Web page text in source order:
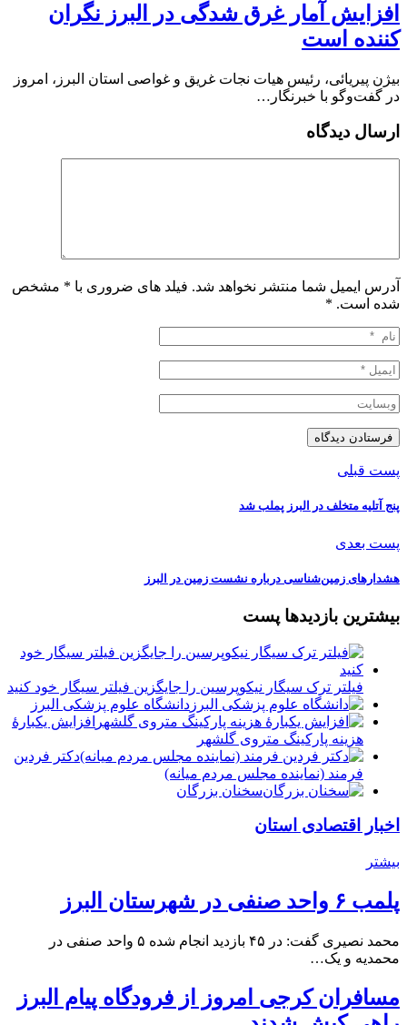
افزایش آمار غرق شدگی در البرز نگران
کننده است
بیژن پیریائی، رئیس هیات نجات غریق و غواصی استان البرز، امروز
در گفت‌وگو با خبرنگار…
ارسال دیدگاه
آدرس ایمیل شما منتشر نخواهد شد. فیلد های ضروری با * مشخص
شده است. *
پست قبلی
پنج آتلیه متخلف در البرز پملب شد
پست بعدی
هشدارهای زمین‌شناسی درباره نشست زمین در البرز
بیشترین بازدیدها پست
فیلتر ترک سیگار نیکوپرسین را جایگزین فیلتر سیگار خود کنید
دانشگاه علوم پزشکی البرز
افزایش یکبارۀ
هزینه پارکینگ متروی گلشهر
دكتر فردين
فرمند (نماينده مجلس مردم میانه)
سخنان بزرگان
اخبار اقتصادی استان
بیشتر
پلمب ۶ واحد صنفی در شهرستان البرز
محمد نصیری گفت: در ۴۵ بازدید انجام شده ۵ واحد صنفی در
محمدیه و یک…
مسافران کرجی امروز از فرودگاه پیام البرز